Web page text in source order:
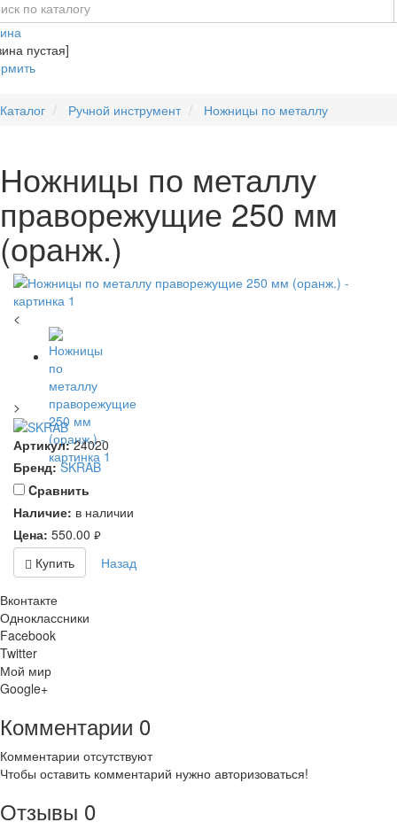
пустая]
Каталог Ручной инструмент Ножницы по металлу
Ножницы по металлу
праворежущие 250 мм
(оранж.)
<
>
Артикул: 24020
Бренд: SKRAB
Cравнить
Наличие: в наличии
Цена: 550.00 руб.
Купить Назад
Вконтакте
Одноклассники
Facebook
Twitter
Мой мир
Google+
Комментарии 0
Комментарии отсутствуют
Чтобы оставить комментарий нужно авторизоваться!
Отзывы 0